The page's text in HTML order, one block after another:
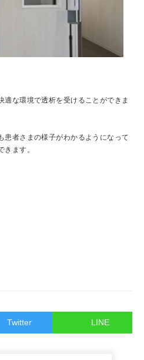
適な環境で透析を受けることができま
患者さまの様子がわかるようになって
ます。
Twitter LINE